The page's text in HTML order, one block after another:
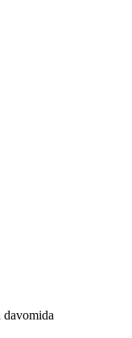
davomida